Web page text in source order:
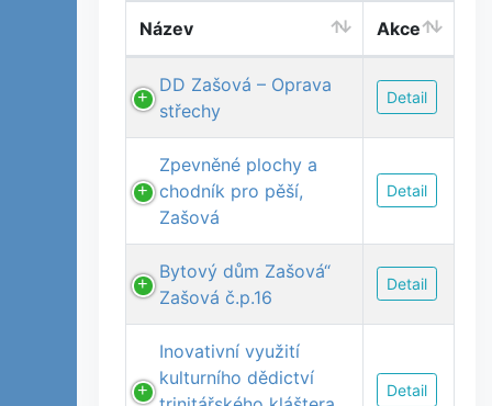
Název Akce
DD Zašová – Oprava
střechy
Detail
Zpevněné plochy a
chodník pro pěší,
Zašová
Detail
Bytový dům Zašová“
Zašová č.p.16
Detail
Inovativní využití
kulturního dědictví
Detail